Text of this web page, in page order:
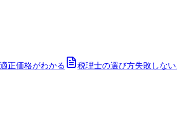
正価格がわかる 税理士の選び方失敗しな